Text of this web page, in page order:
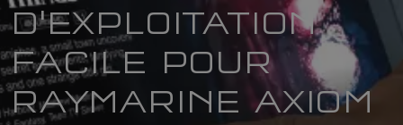
D'EXPLOITATION
FACILE POUR
RAYMARINE AXIOM